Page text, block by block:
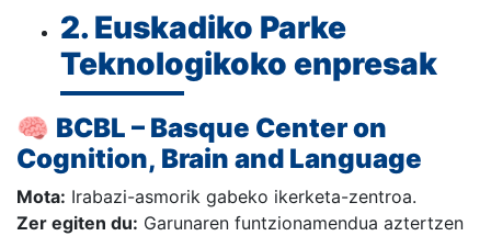
2. Euskadiko Parke
Teknologikoko enpresak
🧠 BCBL – Basque Center on
Cognition, Brain and Language
Mota: Irabazi-asmorik gabeko ikerketa-zentroa.
Zer egiten du: Garunaren funtzionamendua aztertzen